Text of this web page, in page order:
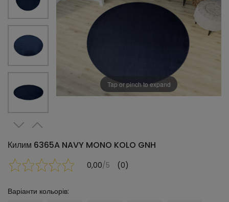
Tap or pinch to expand
Килим 6365A NAVY MONO KOLO GNH
0,00/5 (0)
Варіанти кольорів: